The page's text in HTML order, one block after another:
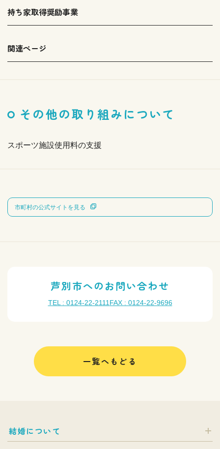
持ち家取得奨励事業
関連ページ
その他の取り組みについて
スポーツ施設使用料の支援
市町村の公式サイトを見る
芦別市へのお問い合わせ
TEL : 0124-22-2111 FAX : 0124-22-9696
一覧へもどる
結婚について